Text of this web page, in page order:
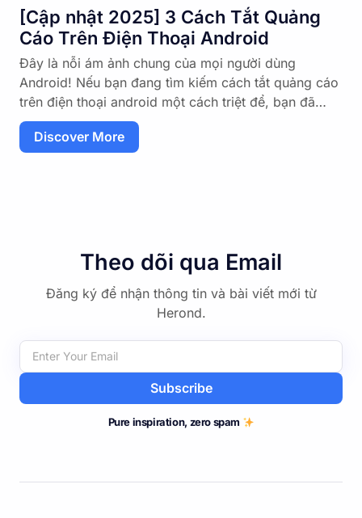
[Cập nhật 2025] 3 Cách Tắt Quảng
Cáo Trên Điện Thoại Android
Đây là nỗi ám ảnh chung của mọi người dùng
Android! Nếu bạn đang tìm kiếm cách tắt quảng cáo
trên điện thoại android một cách triệt để, bạn đã…
Discover More
Theo dõi qua Email
Đăng ký để nhận thông tin và bài viết mới từ
Herond.
Subscribe
Pure inspiration, zero spam